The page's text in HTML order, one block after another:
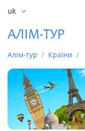
uk
Алім-тур Країни